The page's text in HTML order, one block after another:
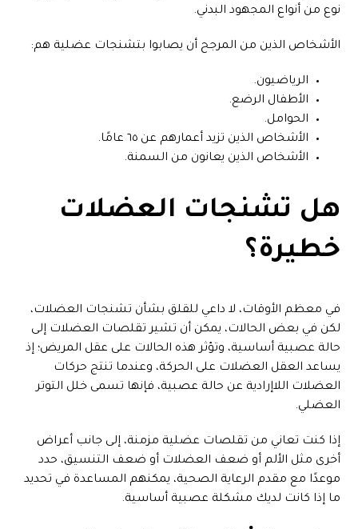
نوع من أنواع المجهود البدني.
الأشخاص الذين من المرجح أن يصابوا بتشنجات عضلية هم:
الرياضيون.
الأطفال الرضع.
الحوامل.
الأشخاص الذين تزيد أعمارهم عن ٦٥ عامًا.
الأشخاص الذين يعانون من السمنة.
هل تشنجات العضلات
خطيرة؟
في معظم الأوقات، لا داعي للقلق بشأن تشنجات العضلات،
لكن في بعض الحالات، يمكن أن تشير تقلصات العضلات إلى
حالة عصبية أساسية، وتؤثر هذه الحالات على عقل المريض؛ إذ
يساعد العقل العضلات على الحركة، وعندما تنتج حركات
العضلات اللاإرادية عن حالة عصبية، فإنها تسمى خلل التوتر
العضلي.
إذا كنت تعاني من تقلصات عضلية مزمنة، إلى جانب أعراض
أخرى مثل الألم أو ضعف العضلات أو ضعف التنسيق، حدد
موعدًا مع مقدم الرعاية الصحية، يمكنهم المساعدة في تحديد
ما إذا كانت لديك مشكلة عصبية أساسية.